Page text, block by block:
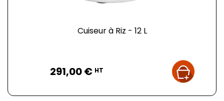
Cuiseur à Riz - 12 L
291,00 € HT